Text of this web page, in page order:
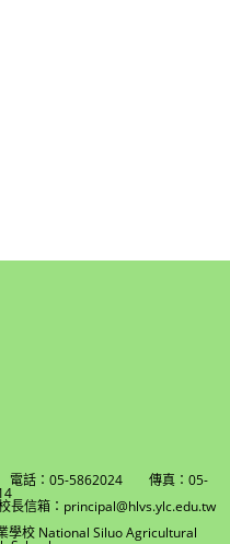
電話：05-5862024 傳真：05-
箱：principal@hlvs.ylc.edu.tw
學校 National Siluo Agricultural